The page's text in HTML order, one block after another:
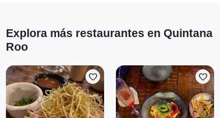
Explora más restaurantes en Quintana
Roo
favorite favorite